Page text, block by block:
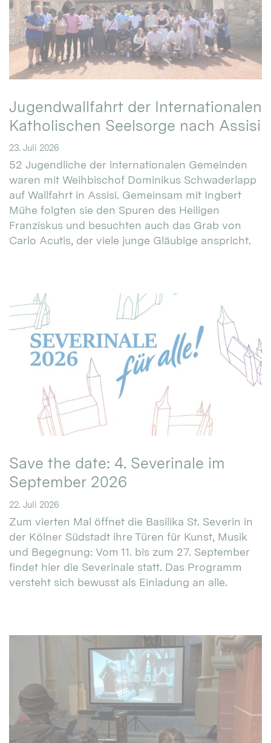
Jugendwallfahrt der Internationalen
Katholischen Seelsorge nach Assisi
23. Juli 2026
52 Jugendliche der internationalen Gemeinden
waren mit Weihbischof Dominikus Schwaderlapp
auf Wallfahrt in Assisi. Gemeinsam mit Ingbert
Mühe folgten sie den Spuren des Heiligen
Franziskus und besuchten auch das Grab von
Carlo Acutis, der viele junge Gläubige anspricht.
Save the date: 4. Severinale im
September 2026
22. Juli 2026
Zum vierten Mal öffnet die Basilika St. Severin in
der Kölner Südstadt ihre Türen für Kunst, Musik
und Begegnung: Vom 11. bis zum 27. September
findet hier die Severinale statt. Das Programm
versteht sich bewusst als Einladung an alle.